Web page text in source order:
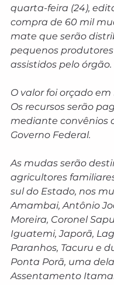
quarta-feira (24),
compra de 60 mil
mate que serão
pequenos
assistidos pelo órgão.
O valor foi orçado em
Os recursos serão
mediante convênios
Governo Federal.
As mudas serão
agricultores
sul do Estado, nos
Amambai, Antônio
Moreira, Coronel
Iguatemi, Japorã,
Paranhos, Tacuru e
Ponta Porã, uma
Assentamento